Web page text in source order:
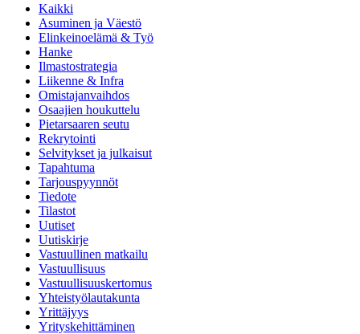
Kaikki
Asuminen ja Väestö
Elinkeinoelämä & Työ
Hanke
Ilmastostrategia
Liikenne & Infra
Omistajanvaihdos
Osaajien houkuttelu
Pietarsaaren seutu
Rekrytointi
Selvitykset ja julkaisut
Tapahtuma
Tarjouspyynnöt
Tiedote
Tilastot
Uutiset
Uutiskirje
Vastuullinen matkailu
Vastuullisuus
Vastuullisuuskertomus
Yhteistyölautakunta
Yrittäjyys
Yrityskehittäminen